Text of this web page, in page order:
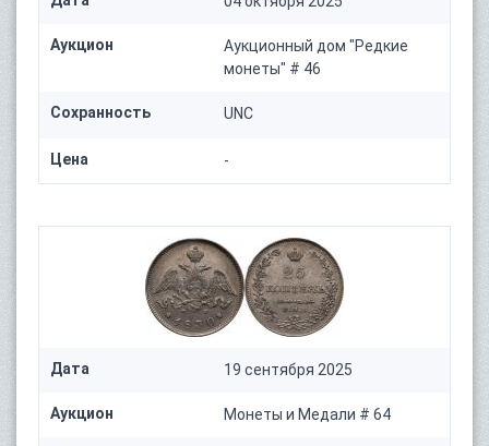
Аукцион
Аукционный дом "Редкие
монеты" # 46
Сохранность UNC
Цена -
Дата 19 сентября 2025
Аукцион Монеты и Медали # 64